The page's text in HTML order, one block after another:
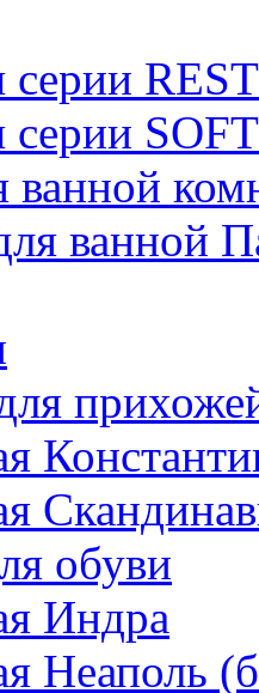
REST
SOFT
ванной
ванной
обуви
Индра
Неаполь